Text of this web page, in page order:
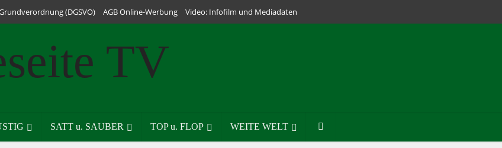
(DGSVO) AGB Online-Werbung Video: Infofilm und Mediadaten
SATT u. SAUBER TOP u. FLOP WEITE WELT